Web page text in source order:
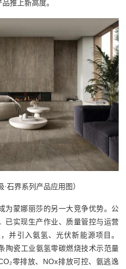
推上新高度。
·石界系列产品应用图）
为蒙娜丽莎的另一大竞争优势。公
已实现生产作业、质量管控与运营
并引入氨氢、光伏新能源项目。
陶瓷工业氨氢零碳燃烧技术示范量
零排放、NOx排放可控、氨逃逸